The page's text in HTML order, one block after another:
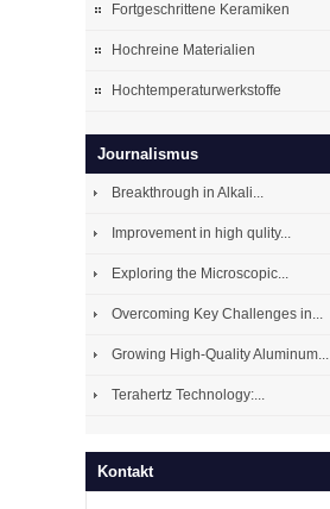
Fortgeschrittene Keramiken
Hochreine Materialien
Hochtemperaturwerkstoffe
Journalismus
Breakthrough in Alkali...
Improvement in high qulity...
Exploring the Microscopic...
Overcoming Key Challenges in...
Growing High-Quality Aluminum...
Terahertz Technology:...
Kontakt